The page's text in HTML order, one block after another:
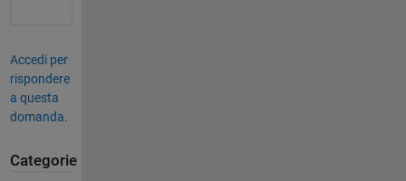
Accedi per
rispondere
a questa
domanda.
Categorie